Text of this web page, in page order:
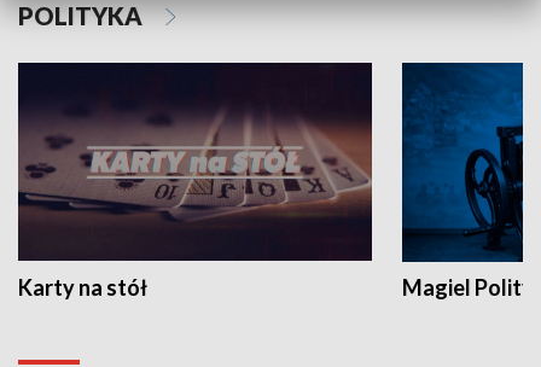
POLITYKA
Karty na stół Magiel